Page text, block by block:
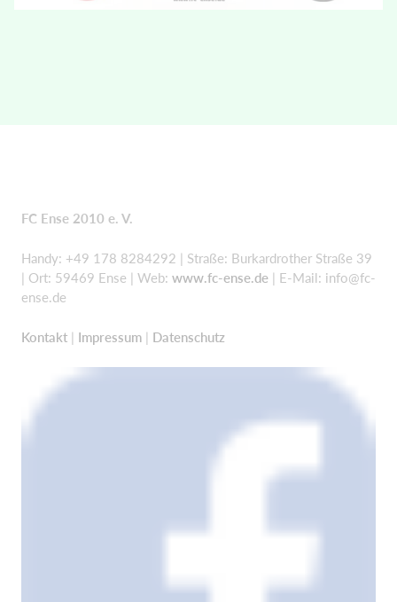
FC Ense 2010 e. V.
Handy: +49 178 8284292 | Straße: Burkardrother Straße 39
| Ort: 59469 Ense | Web: www.fc-ense.de | E-Mail: info@fc-
ense.de
Kontakt | Impressum | Datenschutz